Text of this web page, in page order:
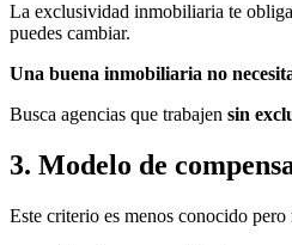
La exclusividad inmobiliaria te
puedes cambiar.
Una buena inmobiliaria no
Busca agencias que trabajen sin
3. Modelo de
Este criterio es menos conocido